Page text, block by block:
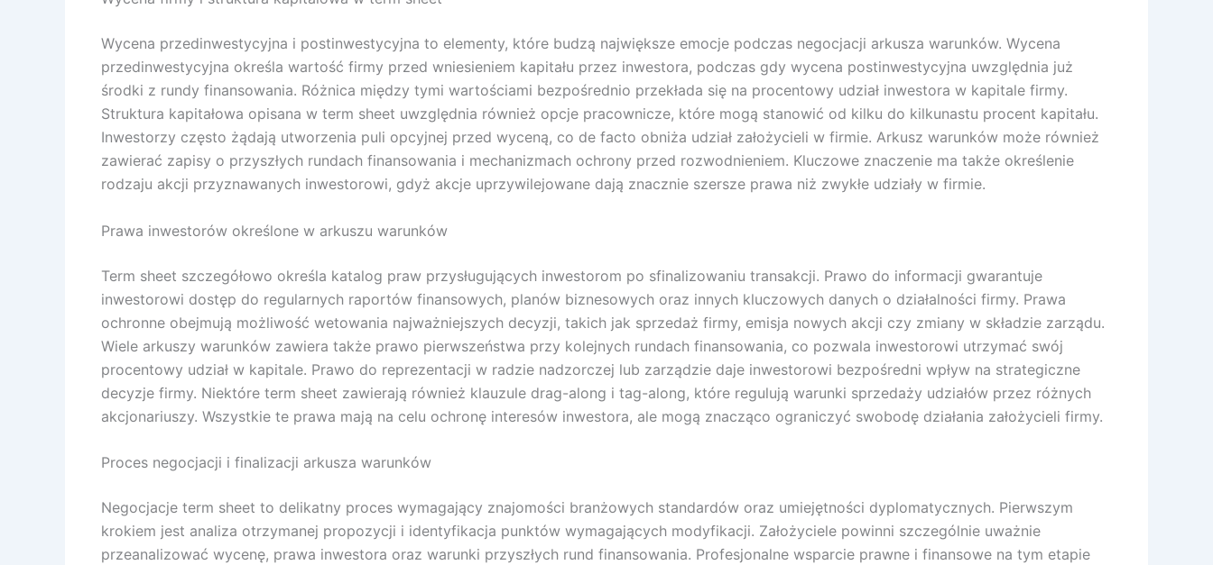
Wycena przedinwestycyjna i postinwestycyjna to elementy, które budzą największe emocje podczas negocjacji arkusza warunków. Wycena
przedinwestycyjna określa wartość firmy przed wniesieniem kapitału przez inwestora, podczas gdy wycena postinwestycyjna uwzględnia już
środki z rundy finansowania. Różnica między tymi wartościami bezpośrednio przekłada się na procentowy udział inwestora w kapitale firmy.
Struktura kapitałowa opisana w term sheet uwzględnia również opcje pracownicze, które mogą stanowić od kilku do kilkunastu procent kapitału.
Inwestorzy często żądają utworzenia puli opcyjnej przed wyceną, co de facto obniża udział założycieli w firmie. Arkusz warunków może również
zawierać zapisy o przyszłych rundach finansowania i mechanizmach ochrony przed rozwodnieniem. Kluczowe znaczenie ma także określenie
rodzaju akcji przyznawanych inwestorowi, gdyż akcje uprzywilejowane dają znacznie szersze prawa niż zwykłe udziały w firmie.
Prawa inwestorów określone w arkuszu warunków
Term sheet szczegółowo określa katalog praw przysługujących inwestorom po sfinalizowaniu transakcji. Prawo do informacji gwarantuje
inwestorowi dostęp do regularnych raportów finansowych, planów biznesowych oraz innych kluczowych danych o działalności firmy. Prawa
ochronne obejmują możliwość wetowania najważniejszych decyzji, takich jak sprzedaż firmy, emisja nowych akcji czy zmiany w składzie zarządu.
Wiele arkuszy warunków zawiera także prawo pierwszeństwa przy kolejnych rundach finansowania, co pozwala inwestorowi utrzymać swój
procentowy udział w kapitale. Prawo do reprezentacji w radzie nadzorczej lub zarządzie daje inwestorowi bezpośredni wpływ na strategiczne
decyzje firmy. Niektóre term sheet zawierają również klauzule drag-along i tag-along, które regulują warunki sprzedaży udziałów przez różnych
akcjonariuszy. Wszystkie te prawa mają na celu ochronę interesów inwestora, ale mogą znacząco ograniczyć swobodę działania założycieli firmy.
Proces negocjacji i finalizacji arkusza warunków
Negocjacje term sheet to delikatny proces wymagający znajomości branżowych standardów oraz umiejętności dyplomatycznych. Pierwszym
krokiem jest analiza otrzymanej propozycji i identyfikacja punktów wymagających modyfikacji. Założyciele powinni szczególnie uważnie
przeanalizować wycenę, prawa inwestora oraz warunki przyszłych rund finansowania. Profesjonalne wsparcie prawne i finansowe na tym etapie